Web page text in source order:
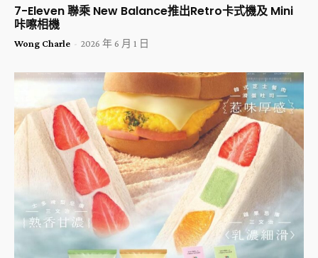
7-Eleven 聯乘 New Balance推出Retro卡式機及 Mini
咔嚓相機
Wong Charle - 2026 年 6 月 1 日